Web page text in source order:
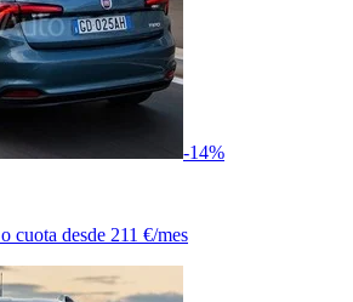
-14%
o cuota desde 211 €/mes